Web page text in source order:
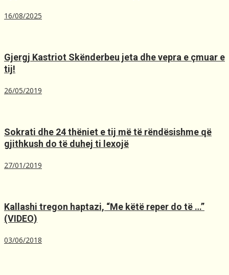
16/08/2025
Gjergj Kastriot Skënderbeu jeta dhe vepra e çmuar e
tij!
26/05/2019
Sokrati dhe 24 thëniet e tij më të rëndësishme që
gjithkush do të duhej ti lexojë
27/01/2019
Kallashi tregon haptazi, “Me kёtё reper do tё …”
(VIDEO)
03/06/2018